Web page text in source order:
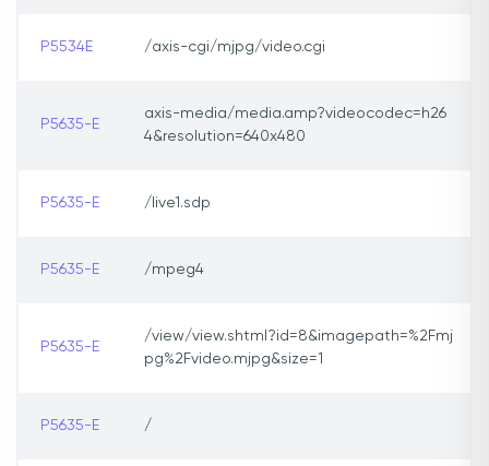
P5534E /axis-cgi/mjpg/video.cgi
P5635-E
axis-media/media.amp?videocodec=h26
4&resolution=640x480
P5635-E /live1.sdp
P5635-E /mpeg4
P5635-E
/view/view.shtml?id=8&imagepath=%2Fmj
pg%2Fvideo.mjpg&size=1
P5635-E /